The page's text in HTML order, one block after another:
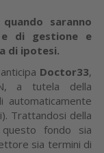
saranno
di gestione e
di ipotesi.
Doctor33,
a tutela della
automaticamente
Trattandosi della
fondo sia
sia termini di